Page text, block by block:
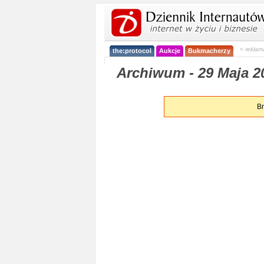
the:protocol Aukcje Bukmacherzy <
Archiwum - 29 Maja